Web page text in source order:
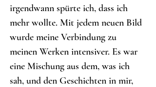
irgendwann spürte ich, dass ich
mehr wollte. Mit jedem neuen Bild
wurde meine Verbindung zu
meinen Werken intensiver. Es war
eine Mischung aus dem, was ich
sah, und den Geschichten in mir,